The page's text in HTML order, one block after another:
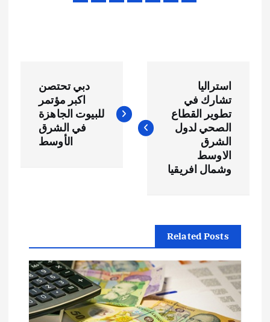
ص
م
ق
استراليا
تشارك في
تطوير القطاع
الصحي لدول
الشرق
الاوسط
وشمال افريقيا
دبي تحتصن
اكبر مؤتمر
للبيوت الجاهزة
في الشرق
الأوسط
Related Posts